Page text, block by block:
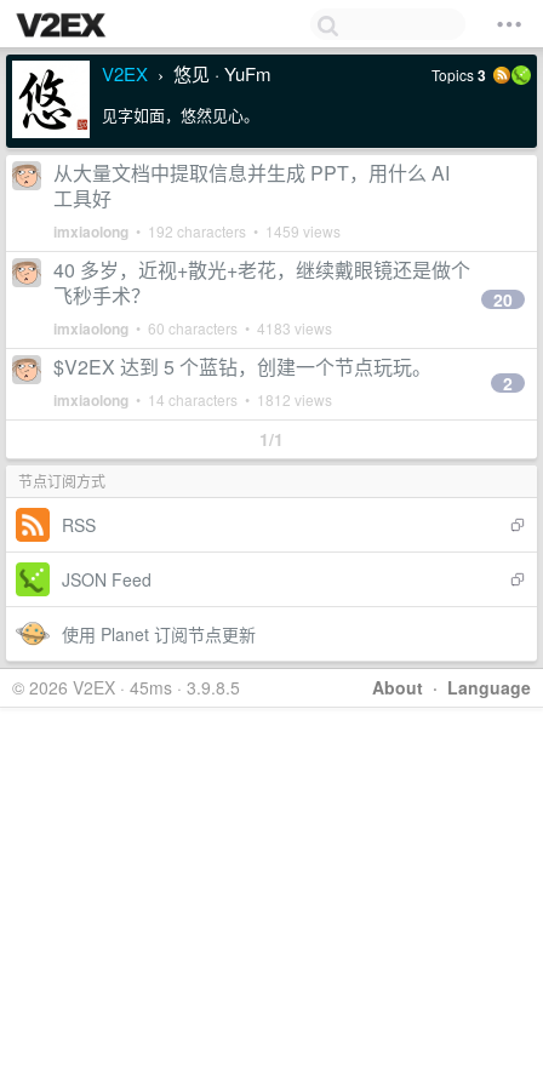
V2EX › 悠见 · YuFm Topics3
见字如面，悠然见心。
从大量文档中提取信息并生成 PPT，用什么 AI
工具好
imxiaolong • 192 characters • 1459 views
40 多岁，近视+散光+老花，继续戴眼镜还是做个
飞秒手术？
imxiaolong • 60 characters • 4183 views
20
$V2EX 达到 5 个蓝钻，创建一个节点玩玩。
imxiaolong • 14 characters • 1812 views
2
1/1
节点订阅方式
RSS
JSON Feed
使用 Planet 订阅节点更新
About · Language
© 2026 V2EX · 45ms · 3.9.8.5